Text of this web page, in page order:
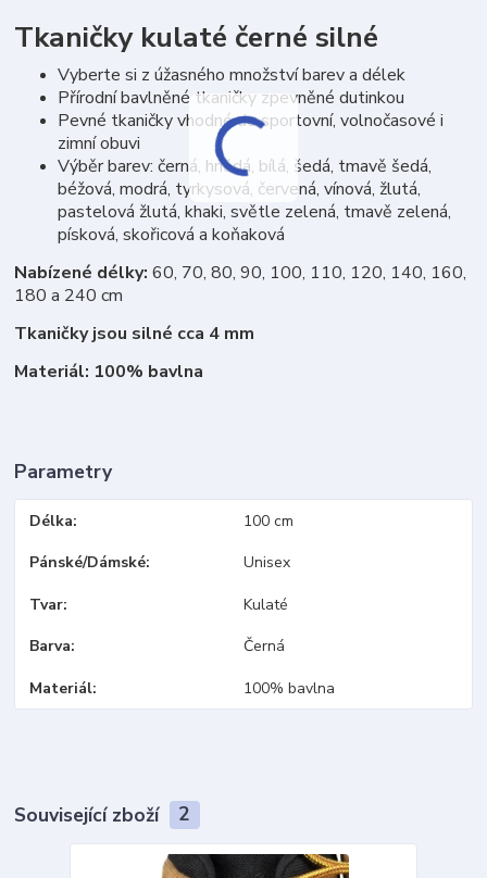
Tkaničky kulaté černé silné
Vyberte si z úžasného množství barev a délek
Přírodní bavlněné tkaničky zpevněné dutinkou
Pevné tkaničky vhodné do sportovní, volnočasové i
zimní obuvi
Výběr barev: černá, hnědá, bílá, šedá, tmavě šedá,
béžová, modrá, tyrkysová, červená, vínová, žlutá,
pastelová žlutá, khaki, světle zelená, tmavě zelená,
písková, skořicová a koňaková
Nabízené délky: 60, 70, 80, 90, 100, 110, 120, 140, 160,
180 a 240 cm
Tkaničky jsou silné cca 4 mm
Materiál: 100% bavlna
Parametry
Délka 100 cm
Pánské/Dámské Unisex
Tvar Kulaté
Barva Černá
Materiál 100% bavlna
Související zboží 2